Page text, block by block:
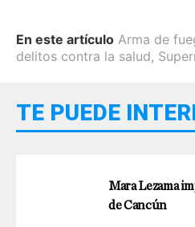
En este artículo Arma de
delitos contra la salud,
TE PUEDE
Mara Lezama
de Cancún